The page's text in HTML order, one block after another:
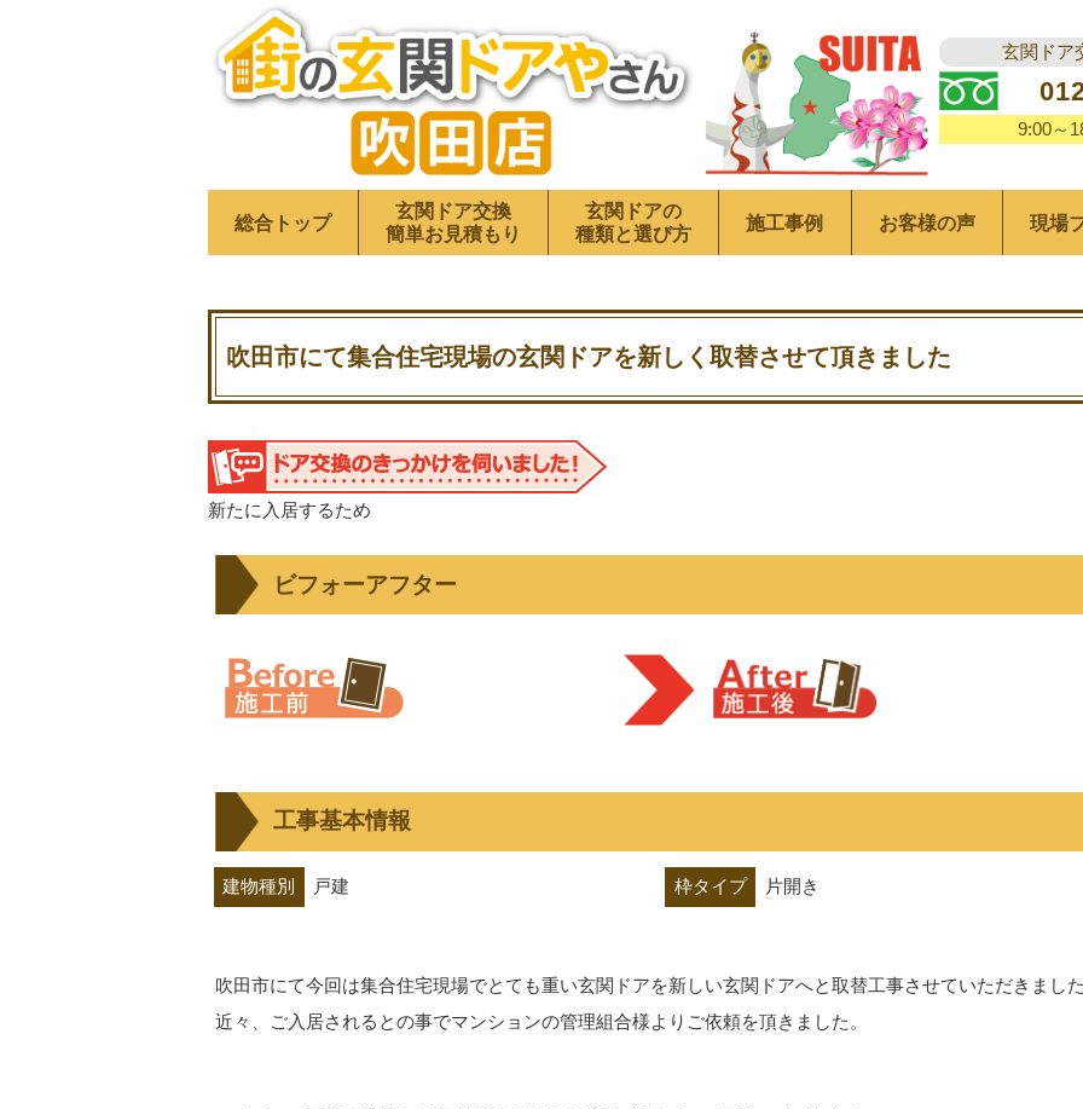
玄関ドア
9:00～
総合トップ
玄関ドア交換
簡単お見積もり
玄関ドアの
種類と選び方
施工事例 お客様の声 現場
吹田市にて集合住宅現場の玄関ドアを新しく取替させて頂きました
新たに入居するため
ビフォーアフター
工事基本情報
建物種別 戸建 枠タイプ 片開き
吹田市にて今回は集合住宅現場でとても重い玄関ドアを新しい玄関ドアへと取替工事させていただきまし
近々、ご入居されるとの事でマンションの管理組合様よりご依頼を頂きました。